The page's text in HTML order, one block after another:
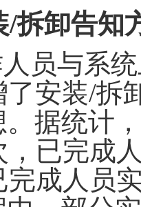
/拆卸告知
员与系
了安装/拆
据统计
，已完成
完成人员